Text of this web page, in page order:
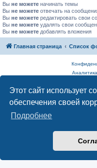
Этот сайт использует
обеспечения своей
Подробнее
Вы не можете начинать темы
Вы не можете отвечать на
Вы не можете редактировать свои
Вы не можете удалять свои
Вы не можете добавлять вложения
Главная страница Список